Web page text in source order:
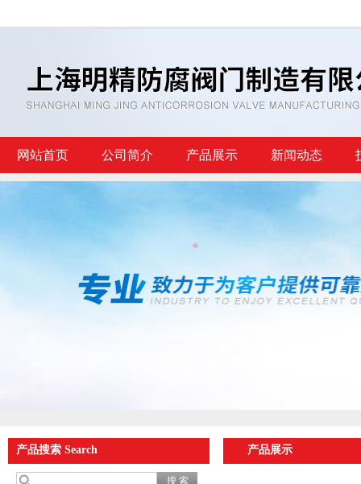
网站首页 公司简介 产品展示 新闻动态
产品搜索 Search 产品展示